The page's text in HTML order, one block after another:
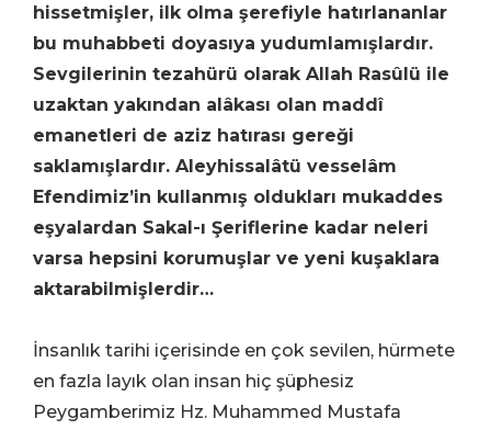
hissetmişler, ilk olma şerefiyle hatırlananlar
bu muhabbeti doyasıya yudumlamışlardır.
Sevgilerinin tezahürü olarak Allah Rasûlü ile
uzaktan yakından alâkası olan maddî
emanetleri de aziz hatırası gereği
saklamışlardır. Aleyhissalâtü vesselâm
Efendimiz’in kullanmış oldukları mukaddes
eşyalardan Sakal-ı Şeriflerine kadar neleri
varsa hepsini korumuşlar ve yeni kuşaklara
aktarabilmişlerdir…
İnsanlık tarihi içerisinde en çok sevilen, hürmete
en fazla layık olan insan hiç şüphesiz
Peygamberimiz Hz. Muhammed Mustafa